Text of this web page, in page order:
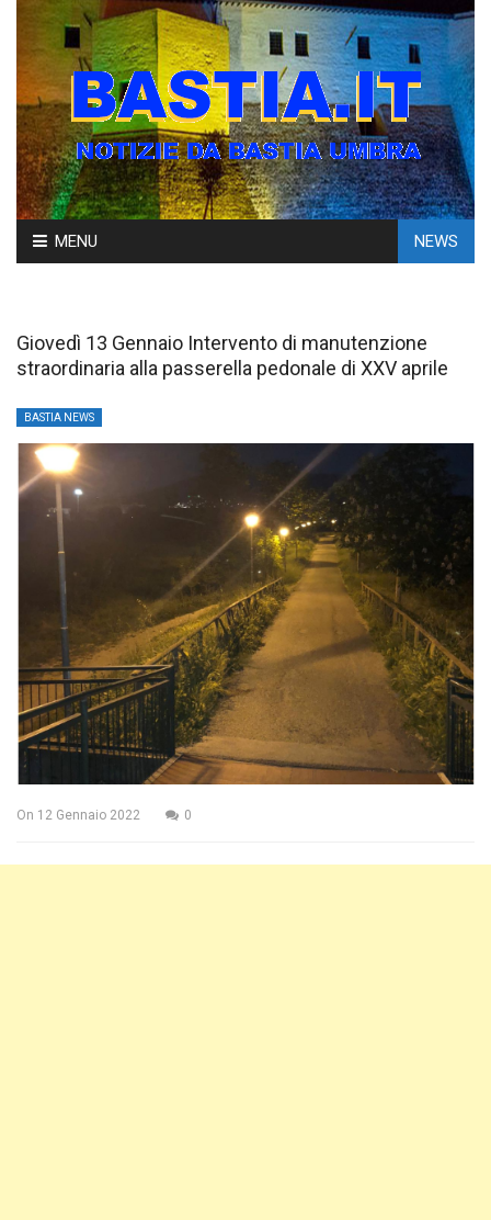
Skip
to
MENU NEWS
Giovedì 13 Gennaio Intervento di manutenzione
straordinaria alla passerella pedonale di XXV aprile
BASTIA NEWS
On 12 Gennaio 2022 0